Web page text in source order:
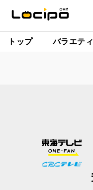
トップ バラエティ